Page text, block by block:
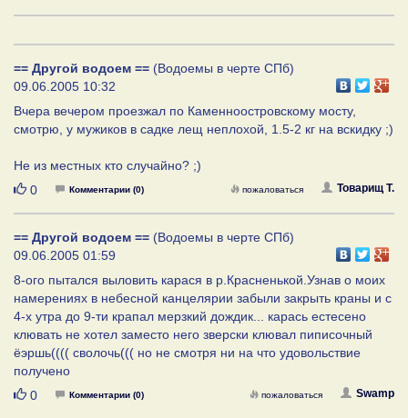
== Другой водоем == (Водоемы в черте СПб)
09.06.2005 10:32
Вчера вечером проезжал по Каменноостровскому мосту,
смотрю, у мужиков в садке лещ неплохой, 1.5-2 кг на вскидку ;)
Не из местных кто случайно? ;)
Нравится
0 Комментарии (0) Товарищ Т.
пожаловаться
== Другой водоем == (Водоемы в черте СПб)
09.06.2005 01:59
8-ого пытался выловить карася в р.Красненькой.Узнав о моих
намерениях в небесной канцелярии забыли закрыть краны и с
4-х утра до 9-ти крапал мерзкий дождик... карась естесено
клювать не хотел заместо него зверски клювал пиписочный
ёэршь(((( сволочь((( но не смотря ни на что удовольствие
получено
Нравится
0 Комментарии (0) Swamp
пожаловаться